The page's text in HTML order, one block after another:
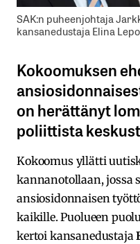
SAK:n puheenjohtaja
kansanedustaja Elina
Kokoomuksen
on herättänyt
poliittista
Kokoomus yllätti
kannanotollaan, jossa
ansiosidonnaisen
kaikille. Puolueen
kertoi kansanedustaja